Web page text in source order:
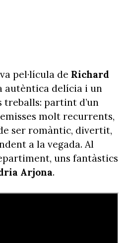
pel·lícula de Richard
autèntica delícia i un
treballs: partint d’un
molt recurrents,
ser romàntic, divertit,
a la vegada. Al
uns fantàstics
Arjona.